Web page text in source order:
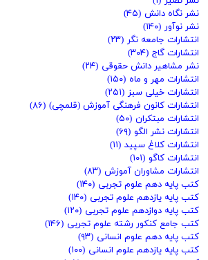
نشر نگاه دانش (۴۵)
نشر نوآور (۱۴۰)
انتشارات جامعه نگر (۲۳)
انتشارات گاج (۳۰۴)
نشر مشاهیر دانش حقوقی (۲۴)
انتشارات مهر و ماه (۱۵۰)
انتشارات خیلی سبز (۲۵۱)
انتشارات کانون فرهنگی آموزش (قلمچی) (۸۶)
انتشارات مبتکران (۵۰)
انتشارات نشر الگو (۶۹)
انتشارات کلاغ سپید (۱۱)
انتشارات کاگو (۱۰۱)
انتشارات مشاوران آموزش (۸۳)
کتب پایه دهم علوم تجربی (۱۴۰)
کتب پایه یازدهم علوم تجربی (۱۴۰)
کتب پایه دوازدهم علوم تجربی (۱۲۰)
کتب جامع کنکور رشته علوم تجربی (۱۴۶)
کتب پایه دهم علوم انسانی (۹۳)
کتب پایه یازدهم علوم انسانی (۱۰۰)